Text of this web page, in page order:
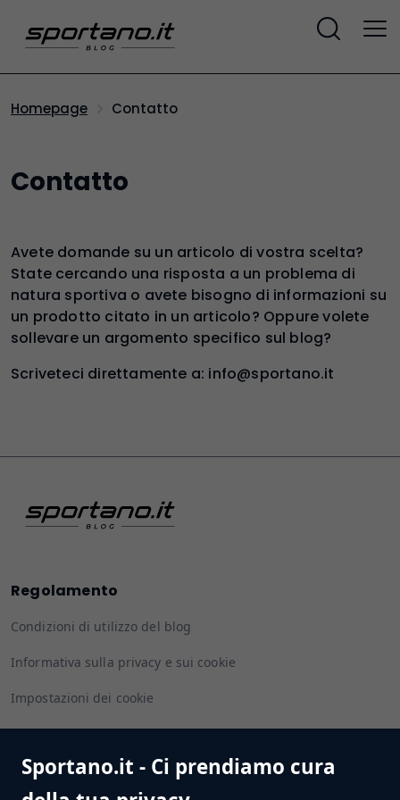
Sportano.it - Ci prendiamo cura
Homepage Contatto
Contatto
Avete domande su un articolo di vostra scelta?
State cercando una risposta a un problema di
natura sportiva o avete bisogno di informazioni su
un prodotto citato in un articolo? Oppure volete
sollevare un argomento specifico sul blog?
Scriveteci direttamente a: info@sportano.it
Regolamento
Condizioni di utilizzo del blog
Informativa sulla privacy e sui cookie
Impostazioni dei cookie
Seguiteci